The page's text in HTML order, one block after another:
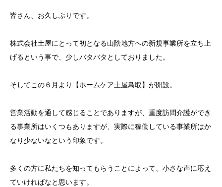
皆さん、お久しぶりです。
株式会社土屋にとって初となる山陰地方への新規事業所を立ち上
げるという事で、少しバタバタとしておりました。
そしてこの６月より【ホームケア土屋鳥取】が開設。
営業活動を通して感じることでありますが、重度訪問介護ができ
る事業所はいくつもありますが、実際に稼働している事業所はか
なり少ないなという印象です。
多くの方に私たちを知ってもらうことによって、小さな声に応え
ていければなと思います。